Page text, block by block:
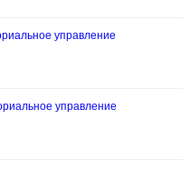
управление
управление